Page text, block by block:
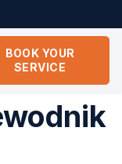
BOOK YOUR
SERVICE